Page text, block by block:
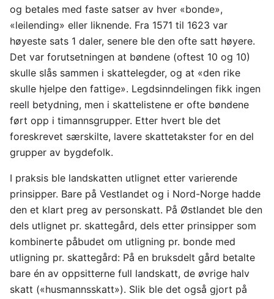
og betales med faste satser av hver «bonde»,
«leilending» eller liknende. Fra 1571 til 1623 var
høyeste sats 1 daler, senere ble den ofte satt høyere.
Det var forutsetningen at bøndene (oftest 10 og 10)
skulle slås sammen i skattelegder, og at «den rike
skulle hjelpe den fattige». Legdsinndelingen fikk ingen
reell betydning, men i skattelistene er ofte bøndene
ført opp i timannsgrupper. Etter hvert ble det
foreskrevet særskilte, lavere skattetakster for en del
grupper av bygdefolk.
I praksis ble landskatten utlignet etter varierende
prinsipper. Bare på Vestlandet og i Nord-Norge hadde
den et klart preg av personskatt. På Østlandet ble den
dels utlignet pr. skattegård, dels etter prinsipper som
kombinerte påbudet om utligning pr. bonde med
utligning pr. skattegård: På en bruksdelt gård betalte
bare én av oppsitterne full landskatt, de øvrige halv
skatt («husmannsskatt»). Slik ble det også gjort på